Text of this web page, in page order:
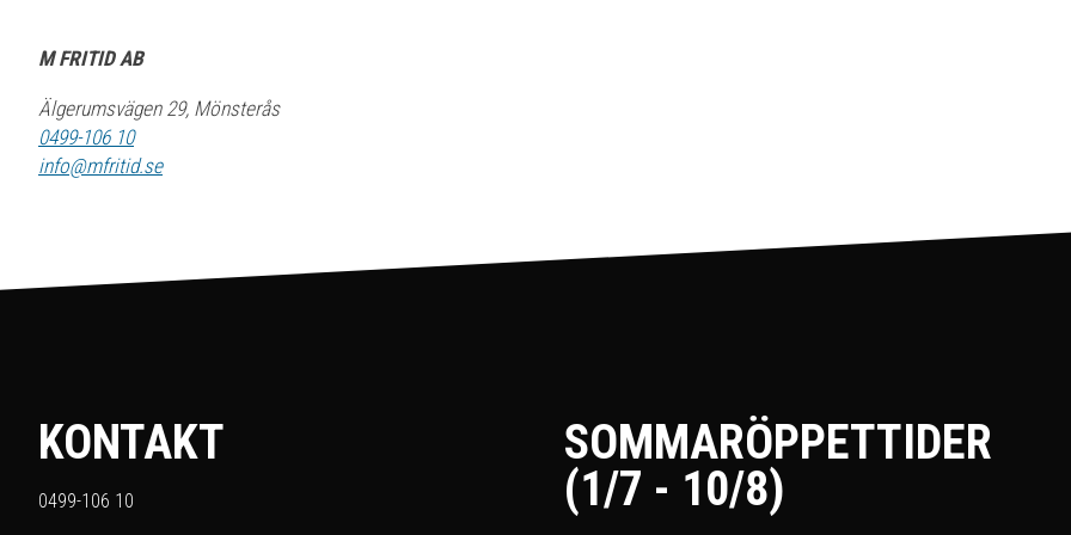
M FRITID AB
Älgerumsvägen 29, Mönsterås
0499-106 10
info@mfritid.se
KONTAKT
0499-106 10
SOMMARÖPPETTIDER
(1/7 - 10/8)